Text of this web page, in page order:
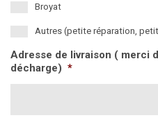
Broyat
Autres (petite réparation,
Adresse de livraison ( merci
décharge) *